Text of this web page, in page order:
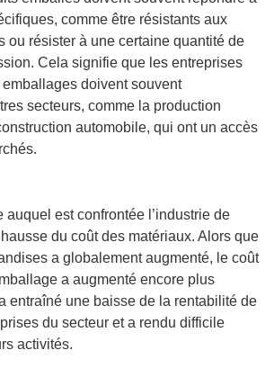
comme être résistants aux
ou résister à une certaine quantité de
Cela signifie que les entreprises
doivent souvent
secteurs, comme la production
automobile, qui ont un accès
auquel est confrontée l’industrie de
hausse du coût des matériaux. Alors que
a globalement augmenté, le coût
a augmenté encore plus
entraîné une baisse de la rentabilité de
du secteur et a rendu difficile
activités.